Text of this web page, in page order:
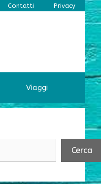
Contatti Privacy
Viaggi
Cerca